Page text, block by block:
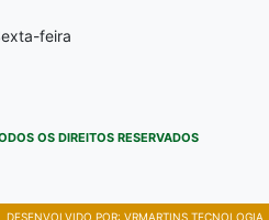
feira
OS DIREITOS RESERVADOS
DESENVOLVIDO POR: VRMARTINS TECNOLOGIA